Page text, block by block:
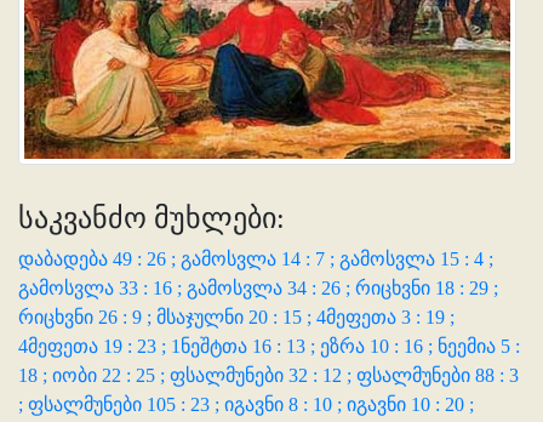
საკვანძო მუხლები:
დაბადება 49 : 26 ; გამოსვლა 14 : 7 ; გამოსვლა 15 : 4 ;
გამოსვლა 33 : 16 ; გამოსვლა 34 : 26 ; რიცხვნი 18 : 29 ;
რიცხვნი 26 : 9 ; მსაჯულნი 20 : 15 ; 4მეფეთა 3 : 19 ;
4მეფეთა 19 : 23 ; 1ნეშტთა 16 : 13 ; ეზრა 10 : 16 ; ნეემია 5 :
18 ; იობი 22 : 25 ; ფსალმუნები 32 : 12 ; ფსალმუნები 88 : 3
; ფსალმუნები 105 : 23 ; იგავნი 8 : 10 ; იგავნი 10 : 20 ;